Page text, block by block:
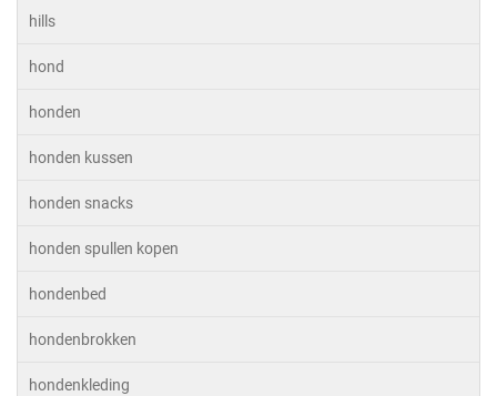
hills
hond
honden
honden kussen
honden snacks
honden spullen kopen
hondenbed
hondenbrokken
hondenkleding